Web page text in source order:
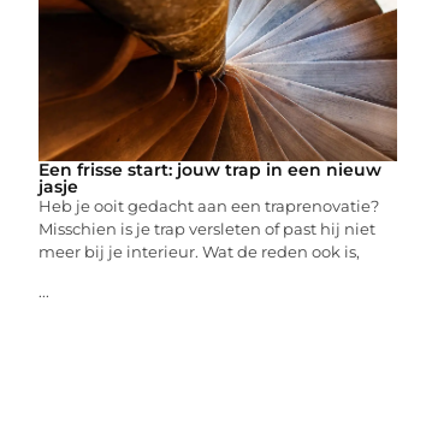
Een frisse start: jouw trap in een nieuw
jasje
Heb je ooit gedacht aan een traprenovatie?
Misschien is je trap versleten of past hij niet
meer bij je interieur. Wat de reden ook is,
...